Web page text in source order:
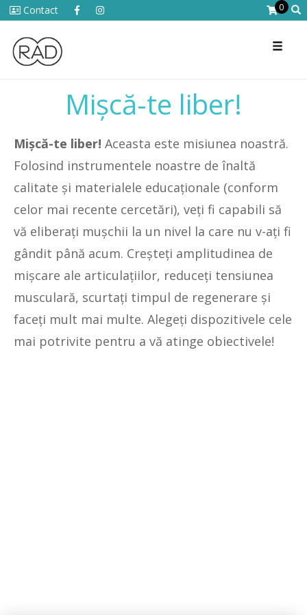
Contact 0
Mișcă-te liber!
Mișcă-te liber! Aceasta este misiunea noastră.
Folosind instrumentele noastre de înaltă
calitate și materialele educaționale (conform
celor mai recente cercetări), veți fi capabili să
vă eliberați mușchii la un nivel la care nu v-ați fi
gândit până acum. Creșteți amplitudinea de
mișcare ale articulațiilor, reduceți tensiunea
musculară, scurtați timpul de regenerare și
faceți mult mai multe. Alegeți dispozitivele cele
mai potrivite pentru a vă atinge obiectivele!